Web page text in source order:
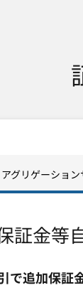
アグリゲーショ
証金等
で追加保証